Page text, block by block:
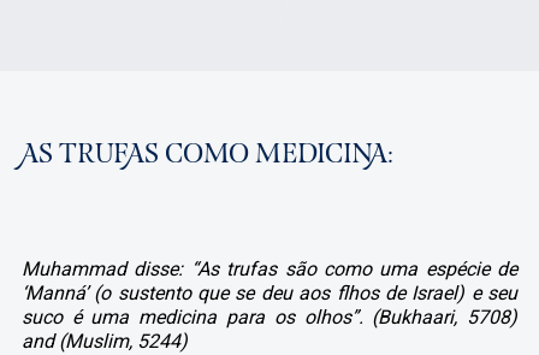
AS TRUFAS COMO MEDICINA:
Muhammad disse: “As trufas são como uma espécie de
‘Manná’ (o sustento que se deu aos flhos de Israel) e seu
suco é uma medicina para os olhos”. (Bukhaari, 5708)
and (Muslim, 5244)